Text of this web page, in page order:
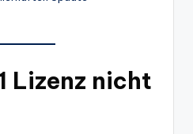
Lizenz nicht